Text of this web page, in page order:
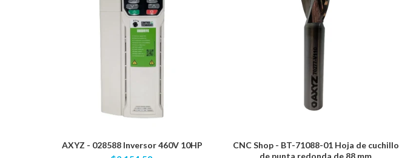
AXYZ - 028588 Inversor 460V 10HP
CNC Shop - BT-71088-01 Hoja de cuchillo
de punta redonda de 88 mm